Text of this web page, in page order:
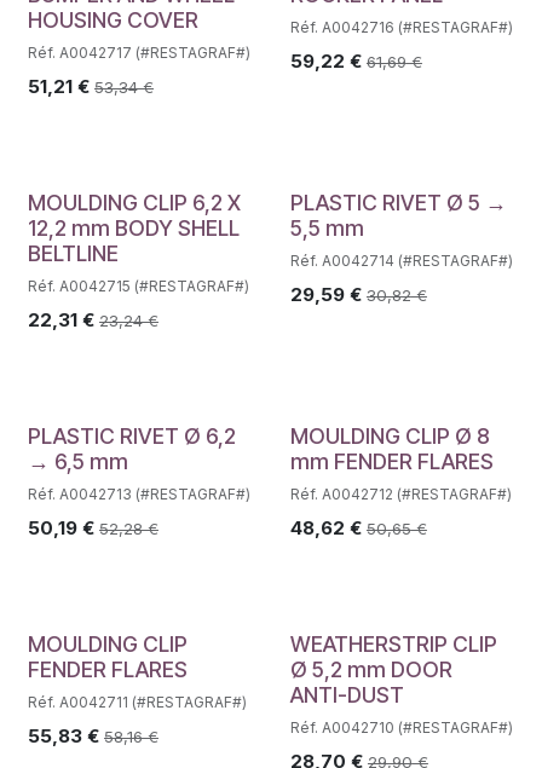
HOUSING COVER
Réf. A0042717 (#RESTAGRAF#)
51,21 € 53,34€
Réf. A0042716 (#RESTAGRAF#)
59,22 € 61,69€
MOULDING CLIP 6,2 X
12,2 mm BODY SHELL
BELTLINE
Réf. A0042715 (#RESTAGRAF#)
22,31 € 23,24€
PLASTIC RIVET Ø 5 →
5,5 mm
Réf. A0042714 (#RESTAGRAF#)
29,59€ 30,82€
PLASTIC RIVET Ø 6,2
→ 6,5 mm
Réf. A0042713 (#RESTAGRAF#)
50,19 € 52,28€
MOULDING CLIP Ø 8
mm FENDER FLARES
Réf. A0042712 (#RESTAGRAF#)
48,62 € 50,65€
MOULDING CLIP
FENDER FLARES
Réf. A0042711 (#RESTAGRAF#)
55,83 € 58,16€
WEATHERSTRIP CLIP
Ø 5,2 mm DOOR
ANTI-DUST
Réf. A0042710 (#RESTAGRAF#)
28,70 € 29,90€